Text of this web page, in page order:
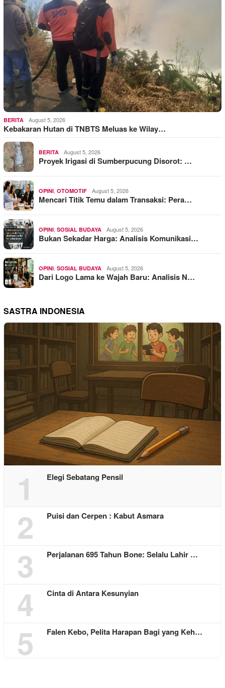
BERITA August 5, 2026
Kebakaran Hutan di TNBTS Meluas ke Wilay…
BERITA August 5, 2026
Proyek Irigasi di Sumberpucung Disorot: …
OPINI OTOMOTIF August 5, 2026
Mencari Titik Temu dalam Transaksi: Pera…
OPINI SOSIAL BUDAYA August 5, 2026
Bukan Sekadar Harga: Analisis Komunikasi…
OPINI SOSIAL BUDAYA August 5, 2026
Dari Logo Lama ke Wajah Baru: Analisis N…
SASTRA INDONESIA
1 Elegi Sebatang Pensil
2 Puisi dan Cerpen : Kabut Asmara
3 Perjalanan 695 Tahun Bone: Selalu Lahir …
4 Cinta di Antara Kesunyian
5 Falen Kebo, Pelita Harapan Bagi yang Keh…